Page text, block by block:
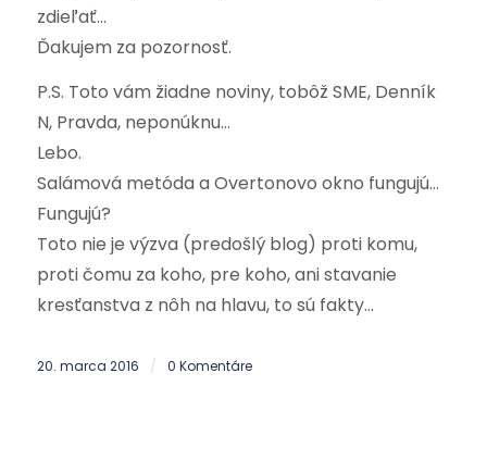
zdieľať…
Ďakujem za pozornosť.
P.S. Toto vám žiadne noviny, tobôž SME, Denník
N, Pravda, neponúknu…
Lebo.
Salámová metóda a Overtonovo okno fungujú…
Fungujú?
Toto nie je výzva (predošlý blog) proti komu,
proti čomu za koho, pre koho, ani stavanie
kresťanstva z nôh na hlavu, to sú fakty…
20. marca 2016 / 0 Komentáre